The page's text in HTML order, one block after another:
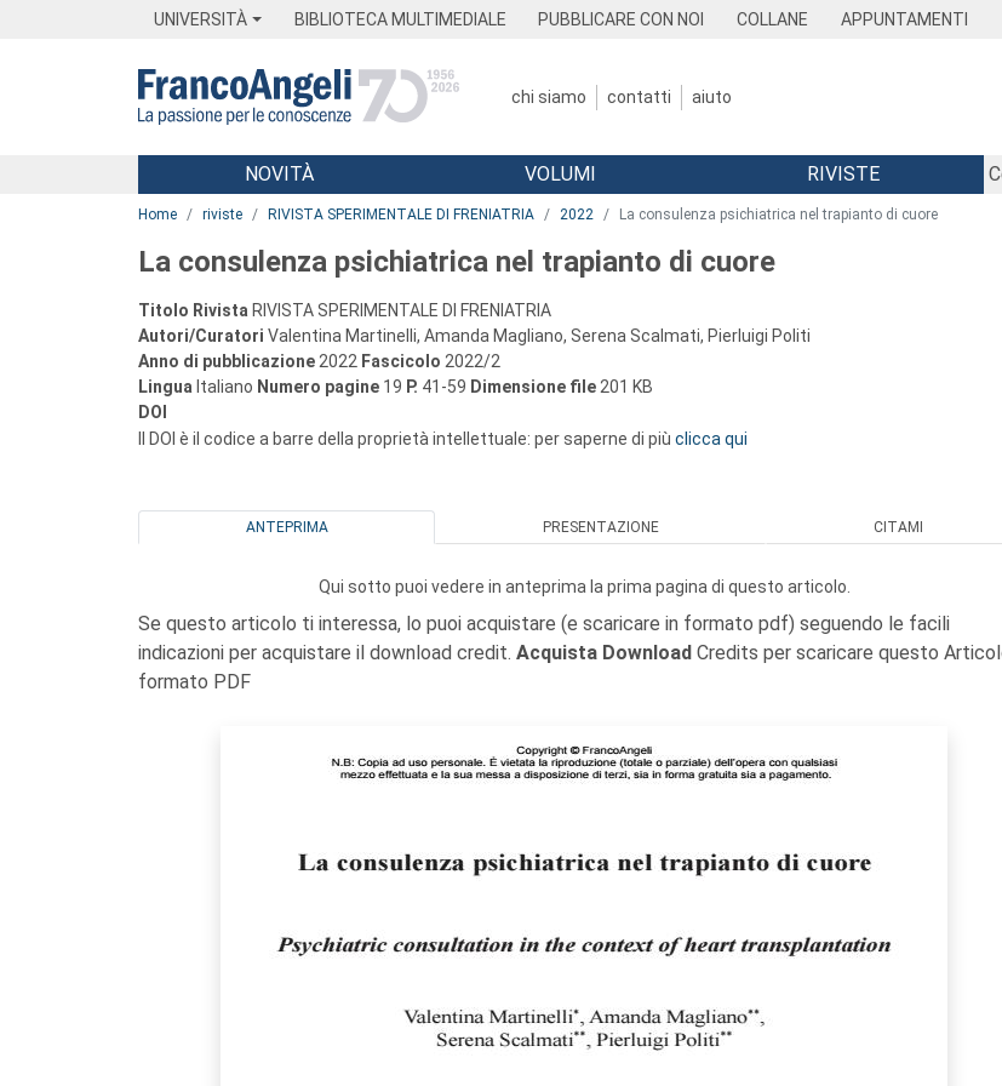
UNIVERSITÀ BIBLIOTECA MULTIMEDIALE PUBBLICARE CON NOI COLLANE APPUNTAMENTI
chi siamo contatti aiuto
Menu
NOVITÀ VOLUMI RIVISTE
Home riviste RIVISTA SPERIMENTALE DI FRENIATRIA 2022 La consulenza psichiatrica nel trapianto di cuore
La consulenza psichiatrica nel trapianto di cuore
Titolo Rivista RIVISTA SPERIMENTALE DI FRENIATRIA
Autori/Curatori Valentina Martinelli, Amanda Magliano, Serena Scalmati, Pierluigi Politi
Anno di pubblicazione 2022 Fascicolo 2022/2
Lingua Italiano Numero pagine 19 P. 41-59 Dimensione file 201 KB
DOI
Il DOI è il codice a barre della proprietà intellettuale: per saperne di più clicca qui
ANTEPRIMA PRESENTAZIONE CITAMI
Qui sotto puoi vedere in anteprima la prima pagina di questo articolo.
Se questo articolo ti interessa, lo puoi acquistare (e scaricare in formato pdf) seguendo le facili
indicazioni per acquistare il download credit. Acquista Download Credits per scaricare questo
formato PDF